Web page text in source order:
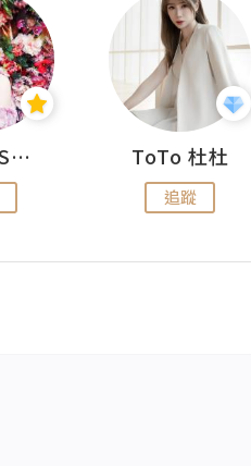
BeautySearch ToTo 杜杜
追蹤